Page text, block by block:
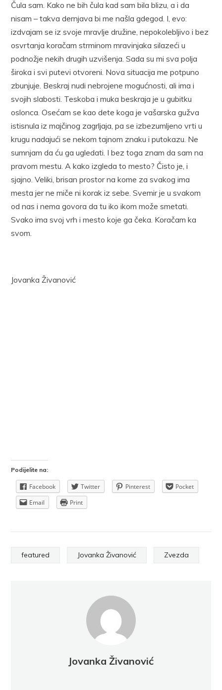
Čula sam. Kako ne bih čula kad sam bila blizu, a i da
nisam – takva dernjava bi me našla gdegod. I, evo:
izdvajam se iz svoje mravlje družine, nepokolebljivo i bez
osvrtanja koračam strminom mravinjaka silazeći u
podnožje nekih drugih uzvišenja. Sada su mi sva polja
široka i svi putevi otvoreni. Nova situacija me potpuno
zbunjuje. Beskraj nudi nebrojene mogućnosti, ali ima i
svojih slabosti. Teskoba i muka beskraja je u gubitku
oslonca. Osećam se kao dete koga je vašarska gužva
istisnula iz majčinog zagrljaja, pa se izbezumljeno vrti u
krugu nadajući se nekom tajnom znaku i putokazu. Ne
sumnjam da ću ga ugledati. I bez toga znam da sam na
pravom mestu. A kako izgleda to mesto? Čisto je, i
sjajno. Veliki, brisan prostor na kome za svakog ima
mesta jer ne miče ni korak iz sebe. Svemir je u svakom
od nas i nema govora da tu iko ikom može smetati.
Svako ima svoj vrh i mesto koje ga čeka. Koračam ka
svom.
Jovanka Živanović
Podijelite na:
Facebook Twitter Pinterest
Pocket
Email
Print
featured Jovanka Živanović Zvezda
Jovanka Živanović